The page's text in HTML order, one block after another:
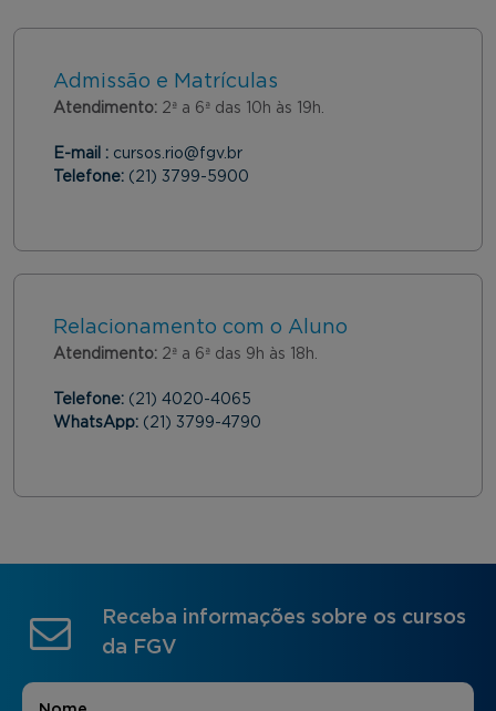
Admissão e Matrículas
Atendimento: 2ª a 6ª das 10h às 19h.
E-mail : cursos.rio@fgv.br
Telefone: (21) 3799-5900
Relacionamento com o Aluno
Atendimento: 2ª a 6ª das 9h às 18h.
Telefone: (21) 4020-4065
WhatsApp: (21) 3799-4790
Receba informações sobre os cursos
da FGV
Nome